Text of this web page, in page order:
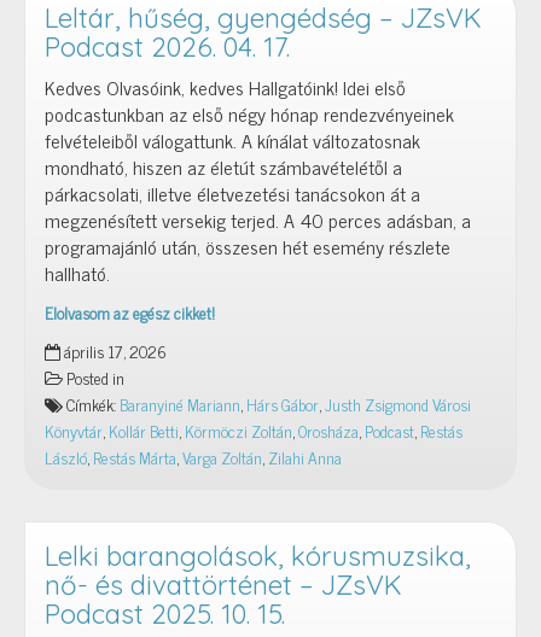
Leltár, hűség, gyengédség – JZsVK
Podcast 2026. 04. 17.
Kedves Olvasóink, kedves Hallgatóink! Idei első
podcastunkban az első négy hónap rendezvényeinek
felvételeiből válogattunk. A kínálat változatosnak
mondható, hiszen az életút számbavételétől a
párkacsolati, illetve életvezetési tanácsokon át a
megzenésített versekig terjed. A 40 perces adásban, a
programajánló után, összesen hét esemény részlete
hallható.
Elolvasom az egész cikket!
Leltár,
hűség,
gyengédség
–
JZsVK
Podcast
04.
17.
április 17, 2026
Posted in
Címkék:Baranyiné Mariann,Hárs Gábor,Justh Zsigmond Városi
Könyvtár,Kollár Betti,Körmöczi Zoltán,Orosháza,Podcast,Restás
László,Restás Márta,Varga Zoltán,Zilahi Anna
Lelki barangolások, kórusmuzsika,
nő- és divattörténet – JZsVK
Podcast 2025. 10. 15.